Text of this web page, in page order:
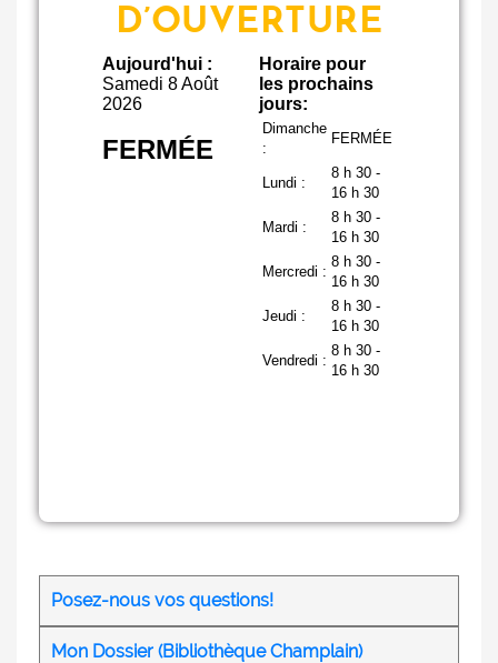
D’OUVERTURE
Posez-nous vos questions!
Mon Dossier (Bibliothèque Champlain)